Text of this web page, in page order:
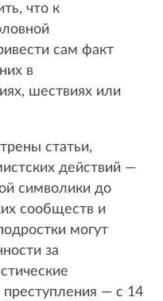
что к
сам факт
в
шествиях или
статьи,
действий —
символики до
сообществ и
могут
за
преступления — с 14